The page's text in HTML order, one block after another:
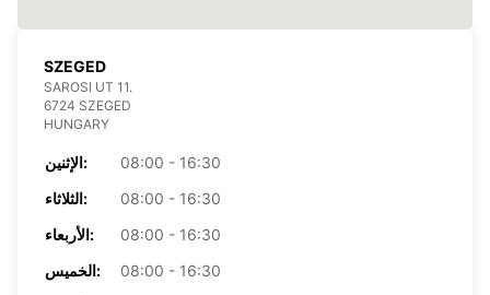
SZEGED
SAROSI UT 11.
6724 SZEGED
HUNGARY
الإثنين:
08:00 - 16:30
الثلاثاء:
08:00 - 16:30
الأربعاء:
08:00 - 16:30
الخميس:
08:00 - 16:30